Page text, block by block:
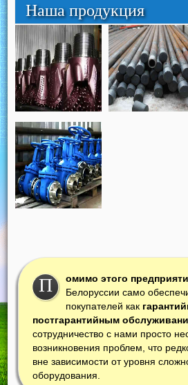
Наша продукция
П омимо этого
Белоруссии само
покупателей как
постгарантийным
сотрудничество с нами просто
возникновения проблем, что
вне зависимости от уровня
оборудования.